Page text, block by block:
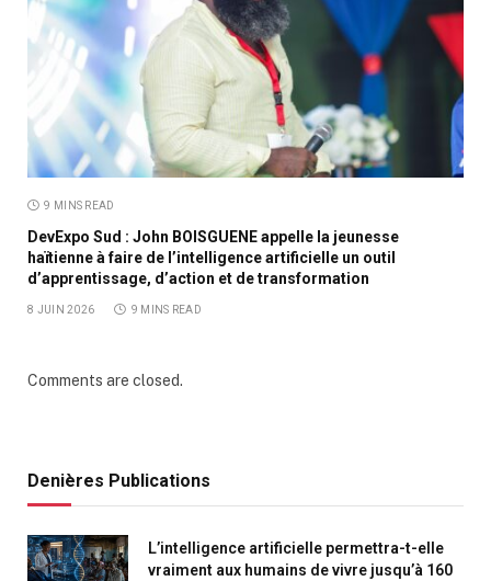
9 MINS READ
DevExpo Sud : John BOISGUENE appelle la jeunesse
haïtienne à faire de l’intelligence artificielle un outil
d’apprentissage, d’action et de transformation
8 JUIN 2026 9 MINS READ
Comments are closed.
Denières Publications
L’intelligence artificielle permettra-t-elle
vraiment aux humains de vivre jusqu’à 160